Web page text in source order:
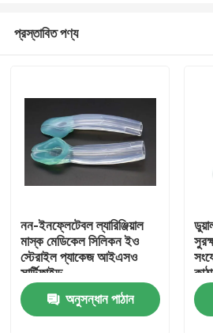
প্রস্তাবিত পণ্য
নন-ইনফ্লেটেবল ল্যারিঞ্জিয়াল
মাস্ক মেডিকেল সিলিকন ইও
স্টেরাইল প্যাকেজ আইএসও
সার্টিফাইড
অনুসন্ধান পাঠান